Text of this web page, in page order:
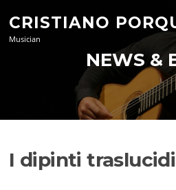
content
CRISTIANO
Musician
NEWS &
I dipinti